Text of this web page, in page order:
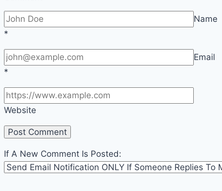
Name
*
Email
*
Website
If A New Comment Is Posted: